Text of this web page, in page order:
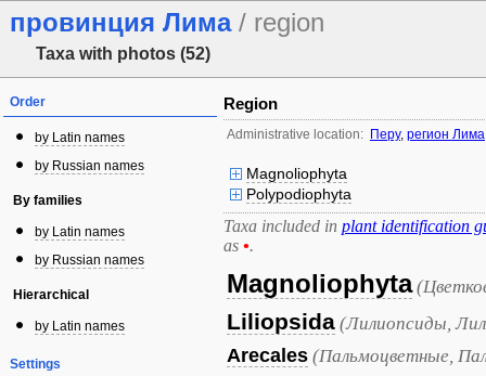
провинция Лима/ region
Taxa with photos (52)
Order
by Latin names
by Russian names
By families
by Latin names
by Russian names
Hierarchical
by Latin names
Settings
Region
Administrative location: Перу, регион Лима
Magnoliophyta
Polypodiophyta
Taxa included in plant identification
as •.
Magnoliophyta
Liliopsida (Лилиопсиды,
Arecales (Пальмоцветные,